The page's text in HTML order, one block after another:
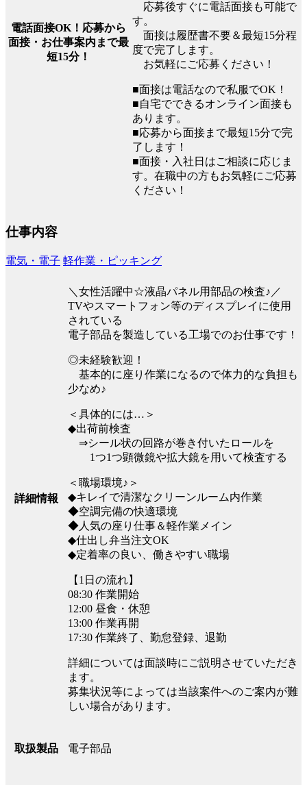
電話面接OK！応募から
面接・お仕事案内まで最
短15分！
応募後すぐに電話面接も可能で
す。
面接は履歴書不要＆最短15分程
度で完了します。
お気軽にご応募ください！
■面接は電話なので私服でOK！
■自宅でできるオンライン面接も
あります。
■応募から面接まで最短15分で完
了します！
■面接・入社日はご相談に応じま
す。在職中の方もお気軽にご応募
ください！
仕事内容
電気・電子 軽作業・ピッキング
詳細情報
＼女性活躍中☆液晶パネル用部品の検査♪／
TVやスマートフォン等のディスプレイに使用
されている
電子部品を製造している工場でのお仕事です！
◎未経験歓迎！
基本的に座り作業になるので体力的な負担も
少なめ♪
＜具体的には…＞
◆出荷前検査
⇒シール状の回路が巻き付いたロールを
1つ1つ顕微鏡や拡大鏡を用いて検査する
＜職場環境♪＞
◆キレイで清潔なクリーンルーム内作業
◆空調完備の快適環境
◆人気の座り仕事＆軽作業メイン
◆仕出し弁当注文OK
◆定着率の良い、働きやすい職場
【1日の流れ】
08:30 作業開始
12:00 昼食・休憩
13:00 作業再開
17:30 作業終了、勤怠登録、退勤
詳細については面談時にご説明させていただき
ます。
募集状況等によっては当該案件へのご案内が難
しい場合があります。
取扱製品 電子部品